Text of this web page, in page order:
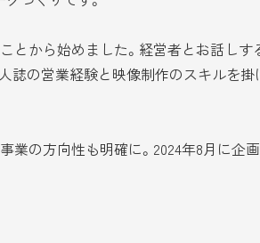
とから始めました。経営者とお話しす
誌の営業経験と映像制作のスキルを掛
業の方向性も明確に。2024年8月に企